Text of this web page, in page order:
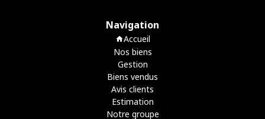
Navigation
Accueil
Nos biens
Gestion
Biens vendus
Avis clients
Estimation
Notre groupe